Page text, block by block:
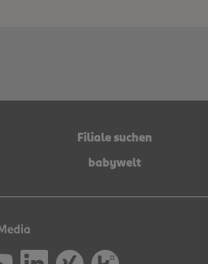
Filiale suchen
babywelt